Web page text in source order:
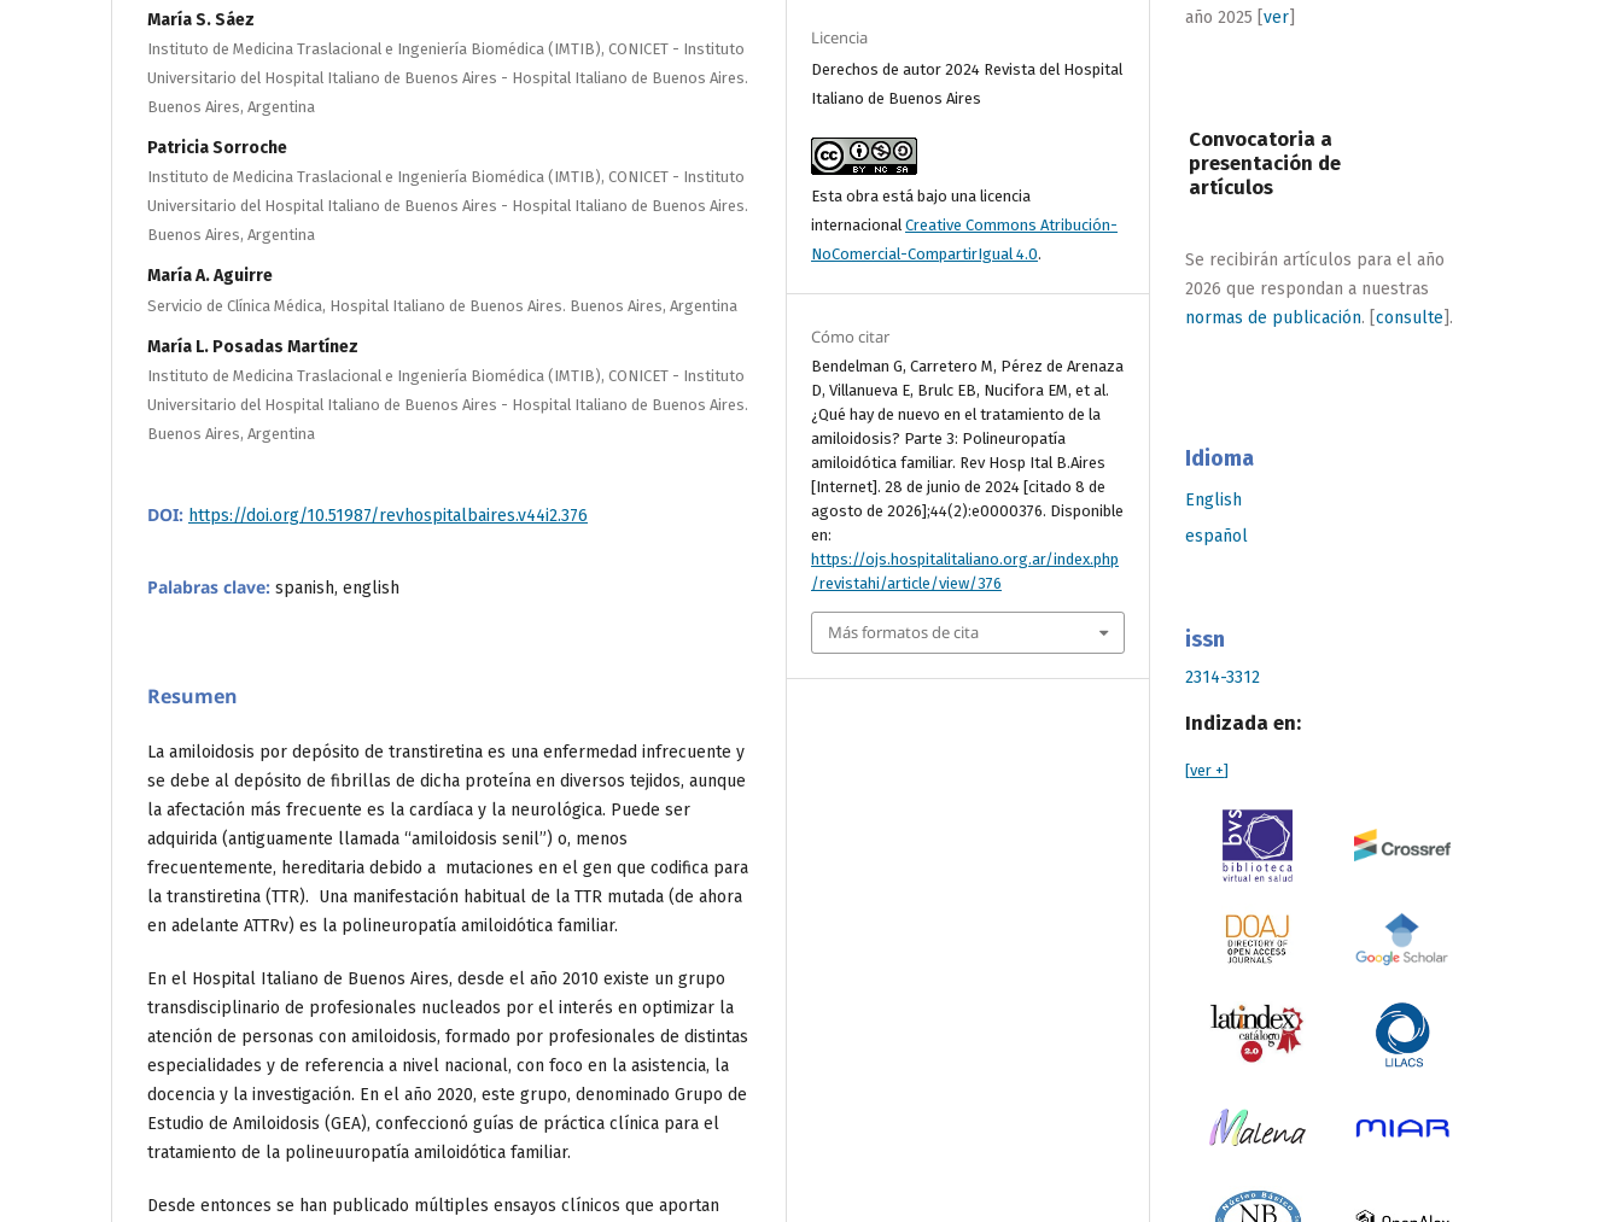
María S. Sáez
Instituto de Medicina Traslacional e Ingeniería Biomédica (IMTIB), CONICET - Instituto
Universitario del Hospital Italiano de Buenos Aires - Hospital Italiano de Buenos Aires.
Buenos Aires, Argentina
Patricia Sorroche
Instituto de Medicina Traslacional e Ingeniería Biomédica (IMTIB), CONICET - Instituto
Universitario del Hospital Italiano de Buenos Aires - Hospital Italiano de Buenos Aires.
Buenos Aires, Argentina
María A. Aguirre
Servicio de Clínica Médica, Hospital Italiano de Buenos Aires. Buenos Aires, Argentina
María L. Posadas Martínez
Instituto de Medicina Traslacional e Ingeniería Biomédica (IMTIB), CONICET - Instituto
Universitario del Hospital Italiano de Buenos Aires - Hospital Italiano de Buenos Aires.
Buenos Aires, Argentina
DOI: https://doi.org/10.51987/revhospitalbaires.v44i2.376
Palabras clave: spanish, english
Resumen
La amiloidosis por depósito de transtiretina es una enfermedad infrecuente y
se debe al depósito de fibrillas de dicha proteína en diversos tejidos, aunque
la afectación más frecuente es la cardíaca y la neurológica. Puede ser
adquirida (antiguamente llamada “amiloidosis senil”) o, menos
frecuentemente, hereditaria debido a mutaciones en el gen que codifica para
la transtiretina (TTR). Una manifestación habitual de la TTR mutada (de ahora
en adelante ATTRv) es la polineuropatía amiloidótica familiar.
En el Hospital Italiano de Buenos Aires, desde el año 2010 existe un grupo
transdisciplinario de profesionales nucleados por el interés en optimizar la
atención de personas con amiloidosis, formado por profesionales de distintas
especialidades y de referencia a nivel nacional, con foco en la asistencia, la
docencia y la investigación. En el año 2020, este grupo, denominado Grupo de
Estudio de Amiloidosis (GEA), confeccionó guías de práctica clínica para el
tratamiento de la polineuuropatía amiloidótica familiar.
Desde entonces se han publicado múltiples ensayos clínicos que aportan
Licencia
Derechos de autor 2024 Revista del Hospital
Italiano de Buenos Aires
Esta obra está bajo una licencia
internacionalCreative Commons Atribución-
NoComercial-CompartirIgual 4.0.
Cómo citar
Bendelman G, Carretero M, Pérez de Arenaza
D, Villanueva E, Brulc EB, Nucifora EM, et al.
¿Qué hay de nuevo en el tratamiento de la
amiloidosis? Parte 3: Polineuropatía
amiloidótica familiar. Rev Hosp Ital B.Aires
[Internet]. 28 de junio de 2024 [citado 8 de
agosto de 2026];44(2):e0000376. Disponible
en:
https://ojs.hospitalitaliano.org.ar/index.php
/revistahi/article/view/376
Más formatos de cita
año 2025 [ ver
Convocatoria a
presentación de
artículos
Se recibirán artículos para el año
2026 que respondan a nuestras
normas de publicación. [ consulte ].
Idioma
English
español
issn
2314-3312
Indizada en:
[ver +]